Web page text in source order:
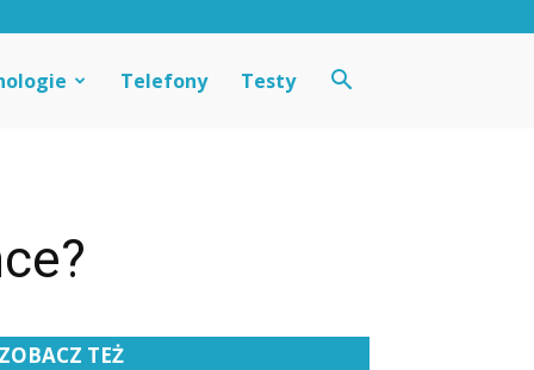
Telefony Testy
ZOBACZ TEŻ